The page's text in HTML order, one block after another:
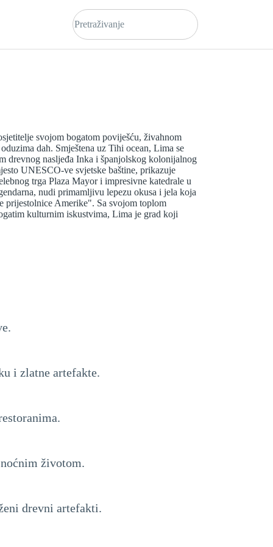
svojom bogatom poviješću, živahnom
dah. Smještena uz Tihi ocean, Lima se
drevnog nasljeđa Inka i španjolskog kolonijalnog
UNESCO-ve svjetske baštine, prikazuje
trga Plaza Mayor i impresivne katedrale u
nudi primamljivu lepezu okusa i jela koja
prijestolnice Amerike". Sa svojom toplom
kulturnim iskustvima, Lima je grad koji
i zlatne artefakte.
životom.
drevni artefakti.